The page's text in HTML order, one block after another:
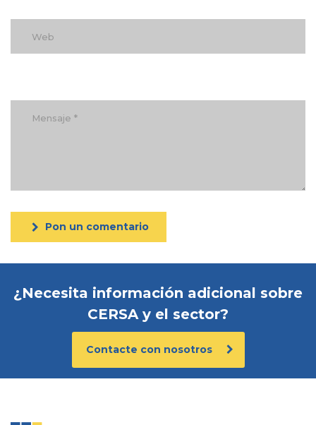
Pon un comentario
¿Necesita información adicional sobre
CERSA y el sector?
Contacte con nosotros